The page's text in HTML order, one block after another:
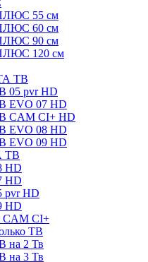
55 см
60 см
90 см
120 см
ТВ
pvr HD
07 HD
CAM CI+ HD
08 HD
09 HD
ТВ
HD
HD
pvr HD
HD
CAM CI+
ТВ
на 2 Тв
на 3 Тв